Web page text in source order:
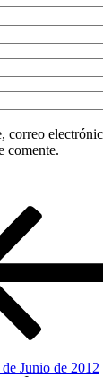
correo
comente.
Junio de 2012